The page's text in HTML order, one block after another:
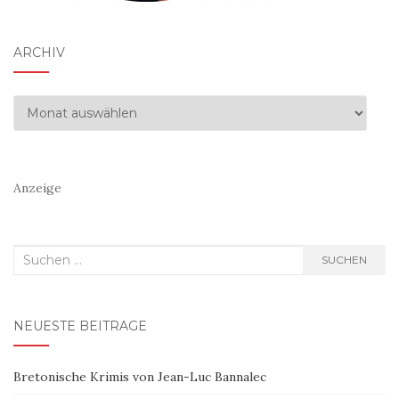
ARCHIV
Archiv
Anzeige
Suchen
SUCHEN
NEUESTE BEITRÄGE
Bretonische Krimis von Jean-Luc Bannalec